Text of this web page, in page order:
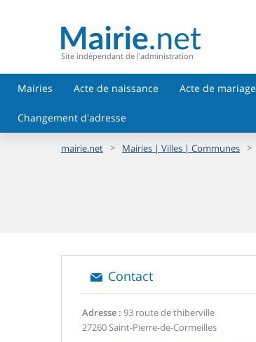
Site indépendant de l'administration
Mairies Acte de naissance Acte de mariage
Changement d'adresse
mairie.net > Mairies | Villes | Communes >
Contact
Adresse : 93 route de thiberville
27260 Saint-Pierre-de-Cormeilles